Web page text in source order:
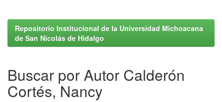
Repositorio Institucional de la Universidad Michoacana
de San Nicolás de Hidalgo
Buscar por Autor Calderón
Cortés, Nancy